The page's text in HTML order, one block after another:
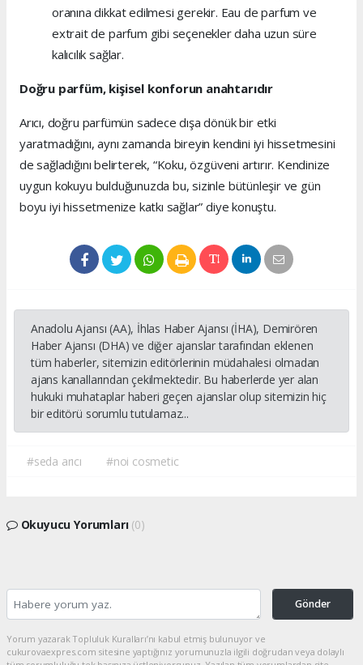
oranına dikkat edilmesi gerekir. Eau de parfum ve
extrait de parfum gibi seçenekler daha uzun süre
kalıcılık sağlar.
Doğru parfüm, kişisel konforun anahtarıdır
Arıcı, doğru parfümün sadece dışa dönük bir etki
yaratmadığını, aynı zamanda bireyin kendini iyi hissetmesini
de sağladığını belirterek, “Koku, özgüveni artırır. Kendinize
uygun kokuyu bulduğunuzda bu, sizinle bütünleşir ve gün
boyu iyi hissetmenize katkı sağlar” diye konuştu.
Anadolu Ajansı (AA), İhlas Haber Ajansı (İHA), Demirören
Haber Ajansı (DHA) ve diğer ajanslar tarafından eklenen
tüm haberler, sitemizin editörlerinin müdahalesi olmadan
ajans kanallarından çekilmektedir. Bu haberlerde yer alan
hukuki muhataplar haberi geçen ajanslar olup sitemizin hiç
bir editörü sorumlu tutulamaz...
#seda arıcı #noi cosmetic
Okuyucu Yorumları (0)
Gönder
Yorum yazarak Topluluk Kuralları’nı kabul etmiş bulunuyor ve
cukurovaexpres.com sitesine yaptığınız yorumunuzla ilgili doğrudan veya dolaylı